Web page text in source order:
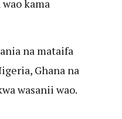
kama
na mataifa
Ghana na
wasanii wao.